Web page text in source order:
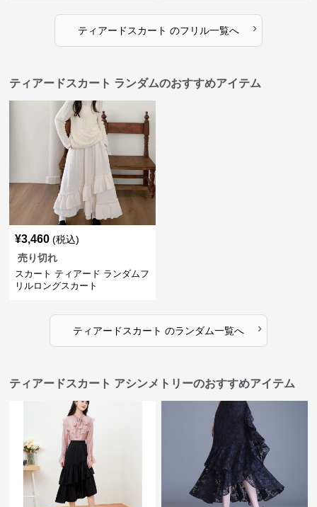
ティアードスカート のフリル一覧へ ›
ティアードスカート ランダムのおすすめアイテム
¥3,460 (税込)
売り切れ
スカート ティアード ランダムフ
リルロングスカート
ティアードスカート のランダム一覧へ ›
ティアードスカート アシンメトリーのおすすめアイテム